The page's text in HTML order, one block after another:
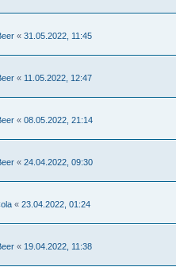
« 31.05.2022, 11:45
« 11.05.2022, 12:47
« 08.05.2022, 21:14
« 24.04.2022, 09:30
« 23.04.2022, 01:24
« 19.04.2022, 11:38